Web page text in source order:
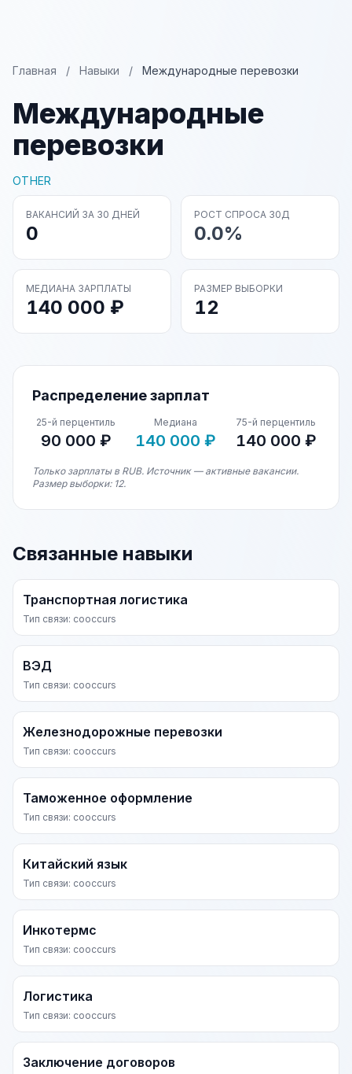
Главная / Навыки / Международные перевозки
Международные
перевозки
OTHER
ВАКАНСИЙ ЗА 30 ДНЕЙ
0
РОСТ СПРОСА 30Д
0.0%
МЕДИАНА ЗАРПЛАТЫ
140 000 ₽
РАЗМЕР ВЫБОРКИ
12
Распределение зарплат
25-й перцентиль
90 000 ₽
Медиана
140 000 ₽
75-й перцентиль
140 000 ₽
Только зарплаты в RUB. Источник — активные вакансии.
Размер выборки: 12.
Связанные навыки
Транспортная логистика
Тип связи: cooccurs
ВЭД
Тип связи: cooccurs
Железнодорожные перевозки
Тип связи: cooccurs
Таможенное оформление
Тип связи: cooccurs
Китайский язык
Тип связи: cooccurs
Инкотермс
Тип связи: cooccurs
Логистика
Тип связи: cooccurs
Заключение договоров